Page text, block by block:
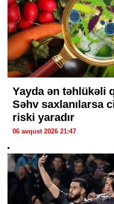
Yayda ən təhlükəli
Səhv saxlanılarsa
riski yaradır
06 avqust 2026 21:47